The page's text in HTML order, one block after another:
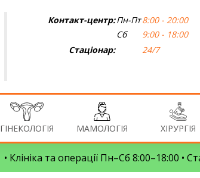
Контакт-центр:Пн-Пт
Сб
8:00 - 20:00
9:00 - 18:00
Стаціонар:
24/7
ГІНЕКОЛОГІЯ МАМОЛОГІЯ ХІРУРГІЯ
• Клініка та операції Пн–Сб 8:00–18:00